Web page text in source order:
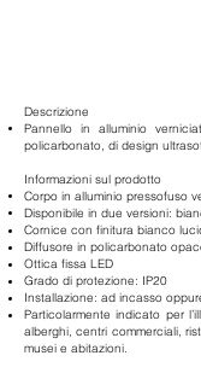
Descrizione
Pannello in alluminio
policarbonato, di design
Informazioni sul prodotto
Corpo in alluminio pressofuso
Disponibile in due versioni:
Cornice con finitura bianco
Diffusore in policarbonato
Ottica fissa LED
Grado di protezione: IP20
Installazione: ad incasso
Particolarmente indicato per
alberghi, centri commerciali,
musei e abitazioni.